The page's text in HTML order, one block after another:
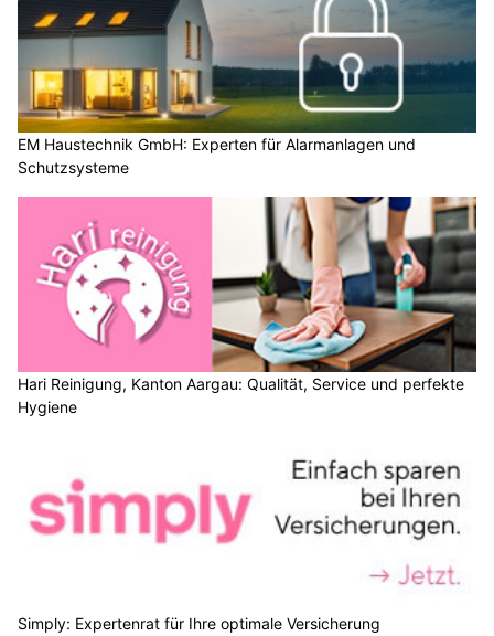
EM Haustechnik GmbH: Experten für Alarmanlagen und
Schutzsysteme
Hari Reinigung, Kanton Aargau: Qualität, Service und perfekte
Hygiene
Simply: Expertenrat für Ihre optimale Versicherung